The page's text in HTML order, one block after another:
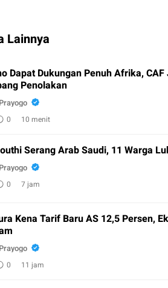
Lainnya
Dapat Dukungan Penuh Afrika,
Penolakan
0 10 menit
Serang Arab Saudi, 11 Warga
0 7 jam
Kena Tarif Baru AS 12,5 Persen,
0 11 jam